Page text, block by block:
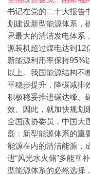
书记在党的二十大报告
划建设新型能源体系，
界最大的清洁发电体系
源装机超过煤电达到12
新能源利用率保持95%
以上。我国能源结构不
平稳步提升，降碳减排
积极稳妥推进碳达峰、
效。因此，就加快规划
全国政协委员，中国大
磊： 新型能源体系的重
能源在内的清洁能源，
进“风光水火储”多能互
型能源体系的必然选择